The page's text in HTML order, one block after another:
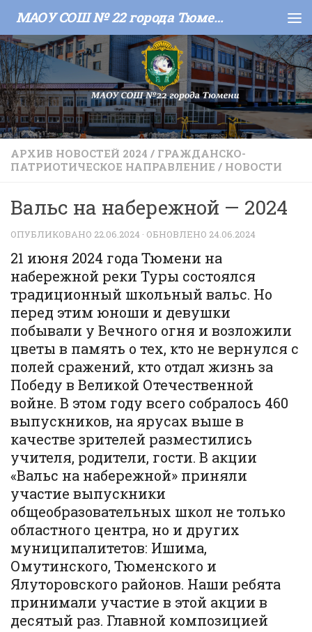
Skip to content МАОУ СОШ № 22 города Тюмени
АРХИВ НОВОСТЕЙ 2024 / ГРАЖДАНСКО-
ПАТРИОТИЧЕСКОЕ НАПРАВЛЕНИЕ / НОВОСТИ
Вальс на набережной — 2024
ОПУБЛИКОВАНО 22.06.2024 · ОБНОВЛЕНО 24.06.2024
21 июня 2024 года Тюмени на
набережной реки Туры состоялся
традиционный школьный вальс. Но
перед этим юноши и девушки
побывали у Вечного огня и возложили
цветы в память о тех, кто не вернулся с
полей сражений, кто отдал жизнь за
Победу в Великой Отечественной
войне. В этом году всего собралось 460
выпускников, на ярусах выше в
качестве зрителей разместились
учителя, родители, гости. В акции
«Вальс на набережной» приняли
участие выпускники
общеобразовательных школ не только
областного центра, но и других
муниципалитетов: Ишима,
Омутинского, Тюменского и
Ялуторовского районов. Наши ребята
принимали участие в этой акции в
десятый раз. Главной композицией